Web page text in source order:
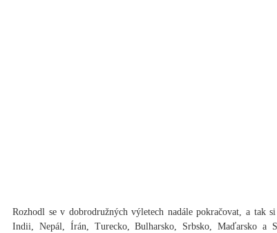
Rozhodl se v dobrodružných výletech nadále pokračovat, a tak
Indii, Nepál, Írán, Turecko, Bulharsko, Srbsko, Maďarsko a